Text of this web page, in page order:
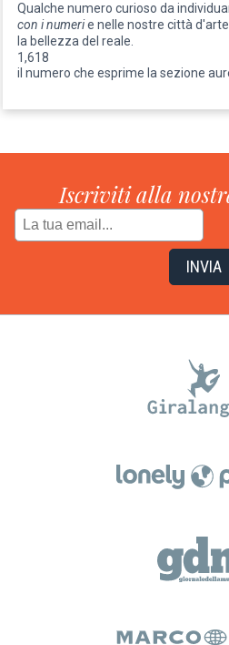
Qualche numero curioso da
con i numerie nelle nostre città
la bellezza del reale.
1,618
il numero che esprime la sezione
Iscriviti alla